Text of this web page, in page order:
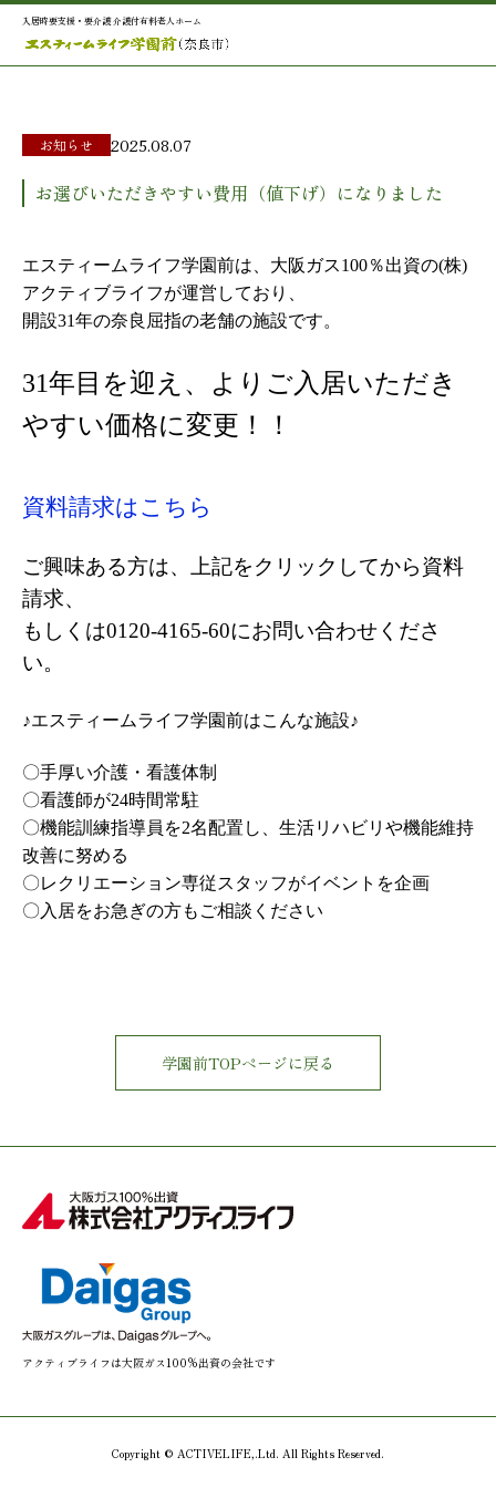
入居時要支援・要介護 介護付有料老人ホーム
お知らせ 2025.08.07
お選びいただきやすい費用（値下げ）になりました
エスティームライフ学園前は、大阪ガス100％出資の(株)
アクティブライフが運営しており、
開設31年の奈良屈指の老舗の施設です。
31年目を迎え、よりご入居いただき
やすい価格に変更！！
資料請求はこちら
ご興味ある方は、上記をクリックしてから資料
請求、
もしくは0120-4165-60にお問い合わせくださ
い。
♪エスティームライフ学園前はこんな施設♪
〇手厚い介護・看護体制
〇看護師が24時間常駐
〇機能訓練指導員を2名配置し、生活リハビリや機能維持
改善に努める
〇レクリエーション専従スタッフがイベントを企画
〇入居をお急ぎの方もご相談ください
学園前TOPページに戻る
アクティブライフは大阪ガス100%出資の会社です
Copyright © ACTIVELIFE,.Ltd. All Rights Reserved.